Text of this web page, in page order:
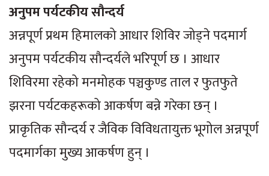
अनुपम पर्यटकीय सौन्दर्य
अन्नपूर्ण प्रथम हिमालको आधार शिविर जोड्ने पदमार्ग
अनुपम पर्यटकीय सौन्दर्यले भरिपूर्ण छ । आधार
शिविरमा रहेको मनमोहक पञ्चकुण्ड ताल र फुतफुते
झरना पर्यटकहरूको आकर्षण बन्ने गरेका छन् ।
प्राकृतिक सौन्दर्य र जैविक विविधतायुक्त भूगोल अन्नपूर्ण
पदमार्गका मुख्य आकर्षण हुन् ।